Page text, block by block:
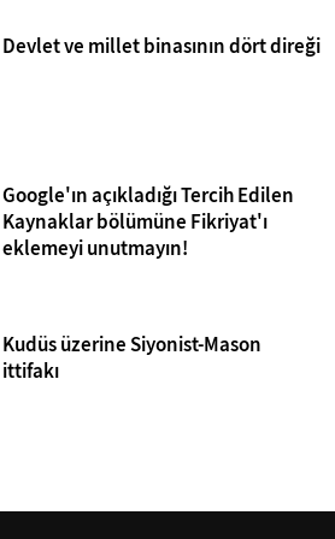
Devlet ve millet binasının dört direği
Google'ın açıkladığı Tercih Edilen
Kaynaklar bölümüne Fikriyat'ı
eklemeyi unutmayın!
Kudüs üzerine Siyonist-Mason
ittifakı